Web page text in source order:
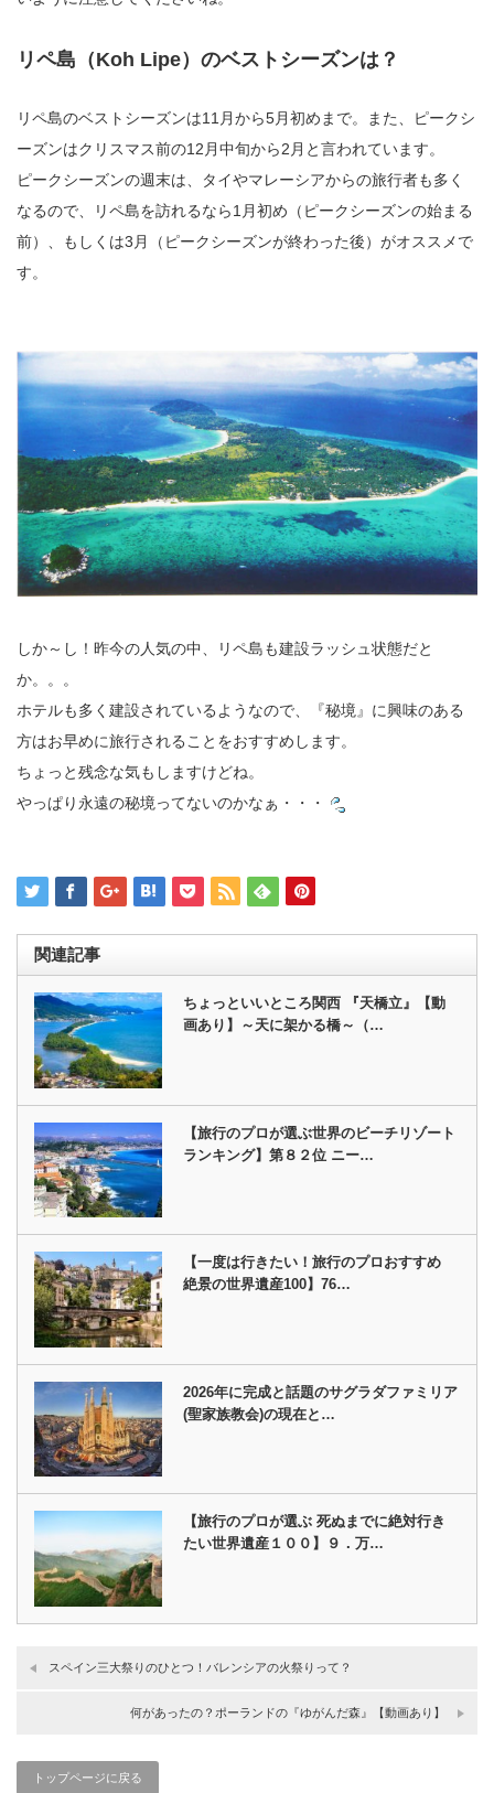
リペ島（Koh Lipe）のベストシーズンは？
リペ島のベストシーズンは11月から5月初めまで。また、ピークシ
ーズンはクリスマス前の12月中旬から2月と言われています。
ピークシーズンの週末は、タイやマレーシアからの旅行者も多く
なるので、リペ島を訪れるなら1月初め（ピークシーズンの始まる
前）、もしくは3月（ピークシーズンが終わった後）がオススメで
す。
しか～し！昨今の人気の中、リペ島も建設ラッシュ状態だと
か。。。
ホテルも多く建設されているようなので、『秘境』に興味のある
方はお早めに旅行されることをおすすめします。
ちょっと残念な気もしますけどね。
やっぱり永遠の秘境ってないのかなぁ・・・
関連記事
ちょっといいところ関西 『天橋立』【動
画あり】～天に架かる橋～（…
【旅行のプロが選ぶ世界のビーチリゾート
ランキング】第８２位 ニー…
【一度は行きたい！旅行のプロおすすめ
絶景の世界遺産100】76…
2026年に完成と話題のサグラダファミリア
(聖家族教会)の現在と…
【旅行のプロが選ぶ 死ぬまでに絶対行き
たい世界遺産１００】９．万…
スペイン三大祭りのひとつ！バレンシアの火祭りって？
何があったの？ポーランドの『ゆがんだ森』【動画あり】
トップページに戻る